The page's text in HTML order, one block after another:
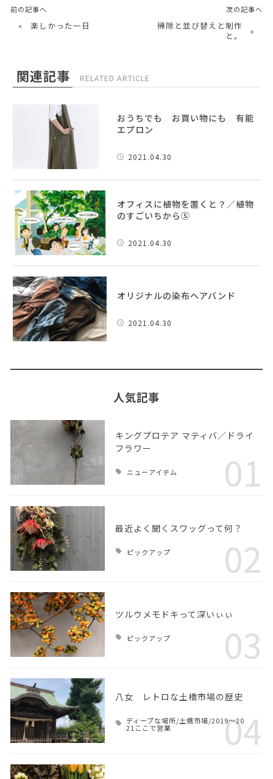
前の記事へ
« 楽しかった一日
次の記事へ
掃除と並び替えと制作
と。
»
関連記事 RELATED ARTICLE
おうちでも お買い物にも 有能
エプロン
2021.04.30
オフィスに植物を置くと？／植物
のすごいちから⑤
2021.04.30
オリジナルの染布ヘアバンド
2021.04.30
人気記事
キングプロテア マティバ／ドライ
フラワー
ニューアイテム 01
最近よく聞くスワッグって何？
ピックアップ 02
ツルウメモドキって深いぃぃ
ピックアップ 03
八女 レトロな土橋市場の歴史
ディープな場所/土橋市場/2019～20
21ここで営業 04